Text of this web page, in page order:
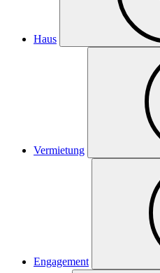
Haus
Vermietung
Engagement